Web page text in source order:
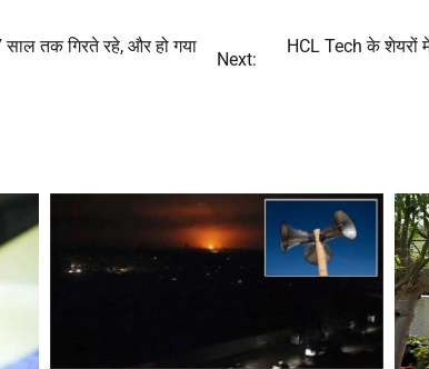
तक गिरते रहे, और हो गया
Next:
HCL Tech के शेयरों